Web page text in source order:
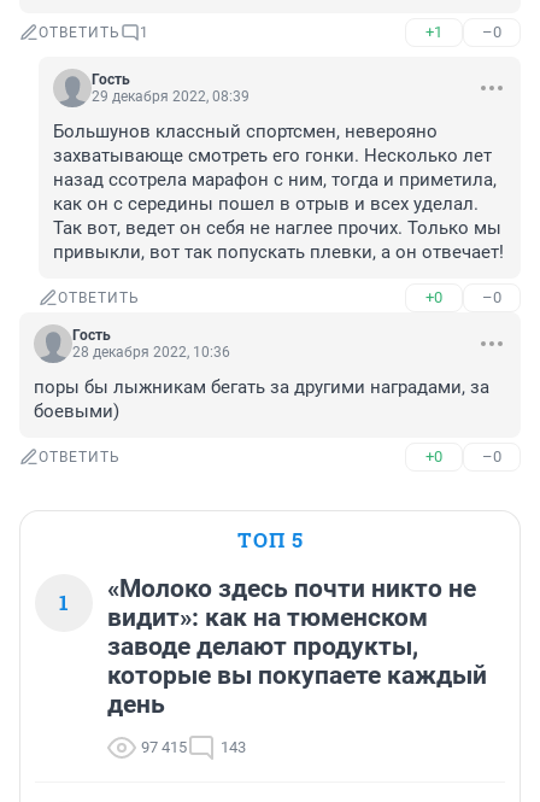
ОТВЕТИТЬ 1 +1 –0
Гость
29 декабря 2022, 08:39
Большунов классный спортсмен, неверояно
захватывающе смотреть его гонки. Несколько лет
назад ссотрела марафон с ним, тогда и приметила,
как он с середины пошел в отрыв и всех уделал.
Так вот, ведет он себя не наглее прочих. Только мы
привыкли, вот так попускать плевки, а он отвечает!
ОТВЕТИТЬ +0 –0
Гость
28 декабря 2022, 10:36
поры бы лыжникам бегать за другими наградами, за
боевыми)
ОТВЕТИТЬ +0 –0
ТОП 5
1
«Молоко здесь почти никто не
видит»: как на тюменском
заводе делают продукты,
которые вы покупаете каждый
день
97 415 143